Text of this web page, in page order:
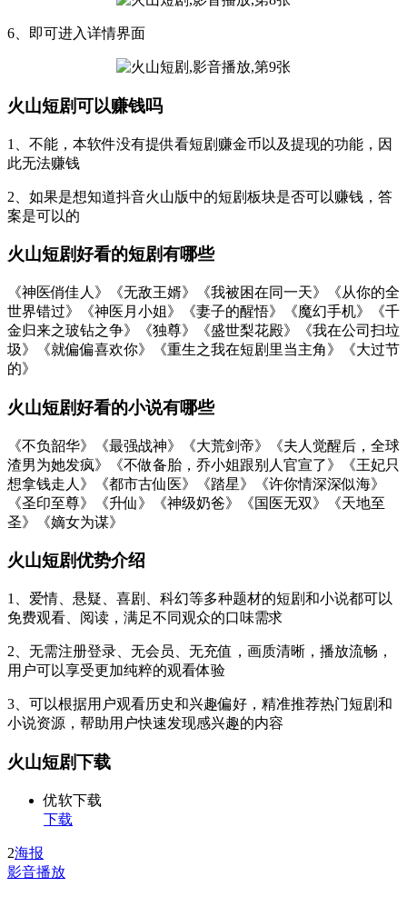
6、即可进入详情界面
火山短剧可以赚钱吗
1、不能，本软件没有提供看短剧赚金币以及提现的功能，因
此无法赚钱
2、如果是想知道抖音火山版中的短剧板块是否可以赚钱，答
案是可以的
火山短剧好看的短剧有哪些
《神医俏佳人》《无敌王婿》《我被困在同一天》《从你的全
世界错过》《神医月小姐》《妻子的醒悟》《魔幻手机》《千
金归来之玻钻之争》《独尊》《盛世梨花殿》《我在公司扫垃
圾》《就偏偏喜欢你》《重生之我在短剧里当主角》《大过节
的》
火山短剧好看的小说有哪些
《不负韶华》《最强战神》《大荒剑帝》《夫人觉醒后，全球
渣男为她发疯》《不做备胎，乔小姐跟别人官宣了》《王妃只
想拿钱走人》《都市古仙医》《踏星》《许你情深深似海》
《圣印至尊》《升仙》《神级奶爸》《国医无双》《天地至
圣》《嫡女为谋》
火山短剧优势介绍
1、爱情、悬疑、喜剧、科幻等多种题材的短剧和小说都可以
免费观看、阅读，满足不同观众的口味需求
2、无需注册登录、无会员、无充值，画质清晰，播放流畅，
用户可以享受更加纯粹的观看体验
3、可以根据用户观看历史和兴趣偏好，精准推荐热门短剧和
小说资源，帮助用户快速发现感兴趣的内容
火山短剧下载
优软下载
下载
2海报
影音播放